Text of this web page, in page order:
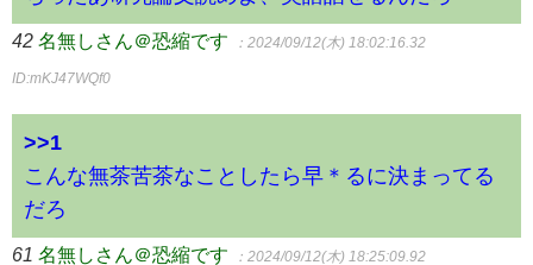
42 名無しさん＠恐縮です ：2024/09/12(木) 18:02:16.32
ID:mKJ47WQf0
>>1
こんな無茶苦茶なことしたら早＊るに決まってる
だろ
61 名無しさん＠恐縮です ：2024/09/12(木) 18:25:09.92